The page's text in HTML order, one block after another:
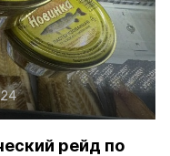
рейд по